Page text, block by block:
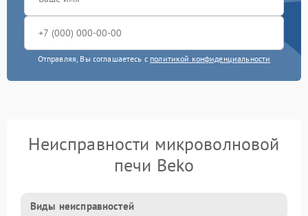
Отправляя, Вы соглашаетесь с политикой конфиденциальности
Неисправности микроволновой
печи Beko
Виды неисправностей